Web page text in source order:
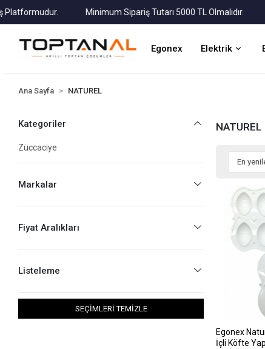
Minimum Sipariş Tutarı 5000 TL Olmalıdır.
Egonex Elektrik
Ana Sayfa NATUREL
Kategoriler
Züccaciye
Markalar
Fiyat Aralıkları
Listeleme
SEÇİMLERİ TEMİZLE
NATUREL
Egonex
İçli Köfte